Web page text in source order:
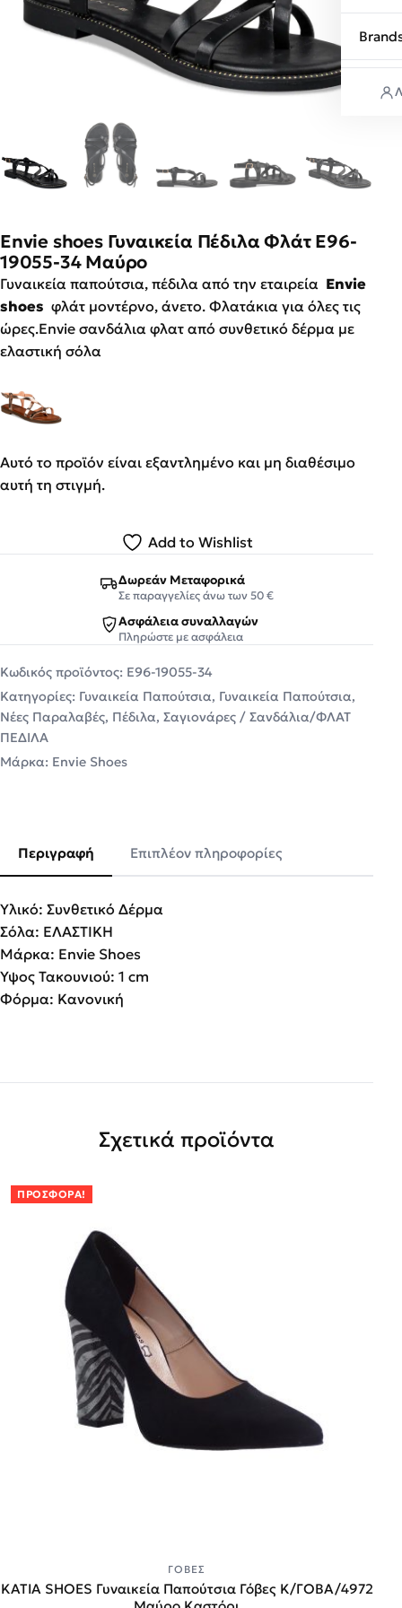
Envie shoes Γυναικεία Πέδιλα Φλάτ E96-
19055-34 Μαύρο
Γυναικεία παπούτσια, πέδιλα από την εταιρεία Envie
shoes φλάτ μοντέρνο, άνετο. Φλατάκια για όλες τις
ώρες.Envie σανδάλια φλατ από συνθετικό δέρμα με
ελαστική σόλα
Αυτό το προϊόν είναι εξαντλημένο και μη διαθέσιμο
αυτή τη στιγμή.
Add to Wishlist
Δωρεάν Μεταφορικά
Σε παραγγελίες άνω των 50 €
Ασφάλεια συναλλαγών
Πληρώστε με ασφάλεια
Κωδικός προϊόντος: E96-19055-34
Κατηγορίες: Γυναικεία Παπούτσια, Γυναικεία Παπούτσια,
Νέες Παραλαβές, Πέδιλα, Σαγιονάρες / Σανδάλια/ΦΛΑΤ
ΠΕΔΙΛΑ
Μάρκα: Envie Shoes
Περιγραφή Επιπλέον πληροφορίες
Υλικό: Συνθετικό Δέρμα
Σόλα: ΕΛΑΣΤΙΚΗ
Μάρκα: Envie Shoes
Ύψος Τακουνιού: 1 cm
Φόρμα: Κανονική
Σχετικά προϊόντα
ΠΡΟΣΦΟΡΆ!
ΓΌΒΕΣ
KATIA SHOES Γυναικεία Παπούτσια Γόβες Κ/ΓΟΒΑ/4972